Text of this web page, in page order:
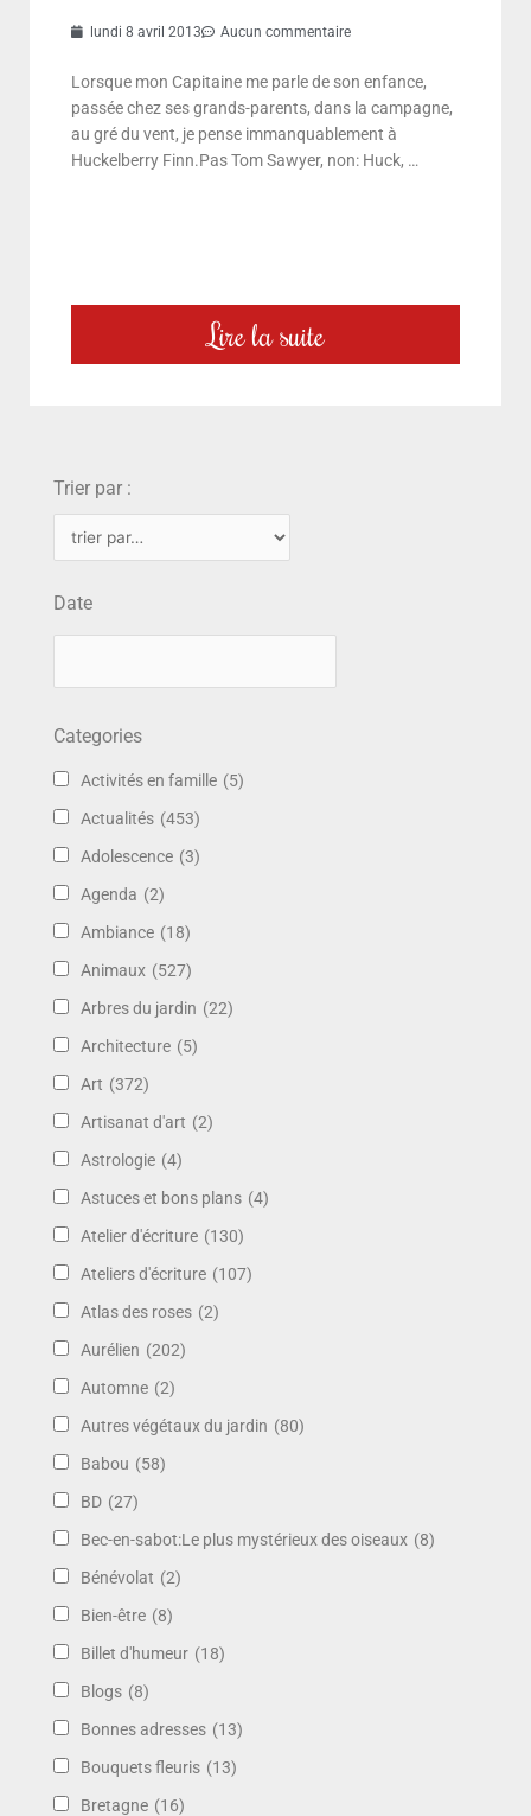
lundi 8 avril 2013 Aucun commentaire
Lorsque mon Capitaine me parle de son enfance,
passée chez ses grands-parents, dans la campagne,
au gré du vent, je pense immanquablement à
Huckelberry Finn.Pas Tom Sawyer, non: Huck, …
Lire la suite
Trier par :
Date
Categories
Activités en famille (5)
Actualités (453)
Adolescence (3)
Agenda (2)
Ambiance (18)
Animaux (527)
Arbres du jardin (22)
Architecture (5)
Art (372)
Artisanat d'art (2)
Astrologie (4)
Astuces et bons plans (4)
Atelier d'écriture (130)
Ateliers d'écriture (107)
Atlas des roses (2)
Aurélien (202)
Automne (2)
Autres végétaux du jardin (80)
Babou (58)
BD (27)
Bec-en-sabot:Le plus mystérieux des oiseaux (8)
Bénévolat (2)
Bien-être (8)
Billet d'humeur (18)
Blogs (8)
Bonnes adresses (13)
Bouquets fleuris (13)
Bretagne (16)